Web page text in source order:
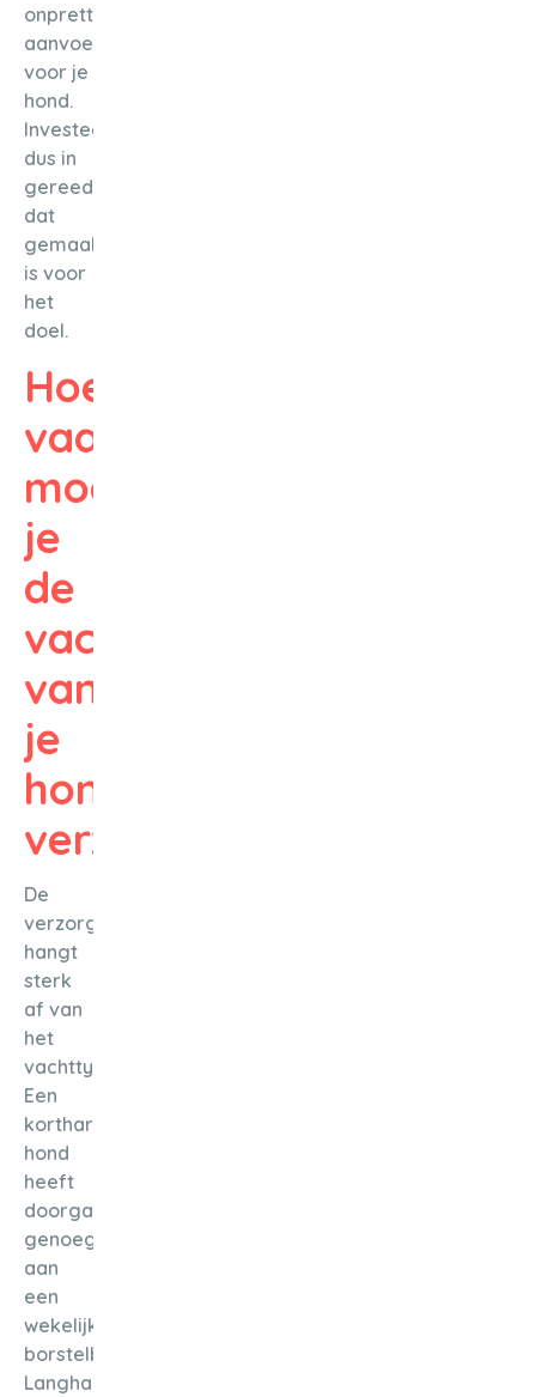
onprettig
aanvoelt
voor je
hond.
Investeer
dus in
gereedschap
dat
gemaakt
is voor
het
doel.
Hoe
vaak
moet
je
de
vacht
van
je
hond
verzorgen?
De
verzorgingsfrequentie
hangt
sterk
af van
het
vachttype.
Een
kortharige
hond
heeft
doorgaans
genoeg
aan
een
wekelijkse
borstelbeurt.
Langharige